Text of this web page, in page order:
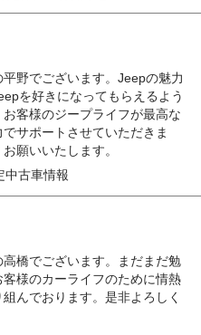
野でございます。Jeepの魅力
を好きになってもらえるよう
客様のジープライフが最高な
サポートさせていただきま
願いいたします。
中古車情報
橋でございます。まだまだ勉
様のカーライフのために情熱
んでおります。是非よろしく